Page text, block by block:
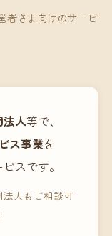
者さま向けのサービ
法人等で、
ス事業を
スです。
人もご相談可